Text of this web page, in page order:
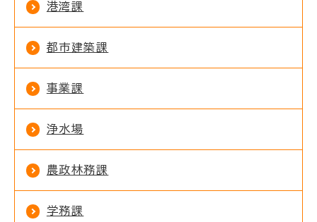
港湾課
都市建築課
事業課
浄水場
農政林務課
学務課